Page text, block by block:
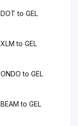
DOT to GEL
XLM to GEL
ONDO to GEL
BEAM to GEL